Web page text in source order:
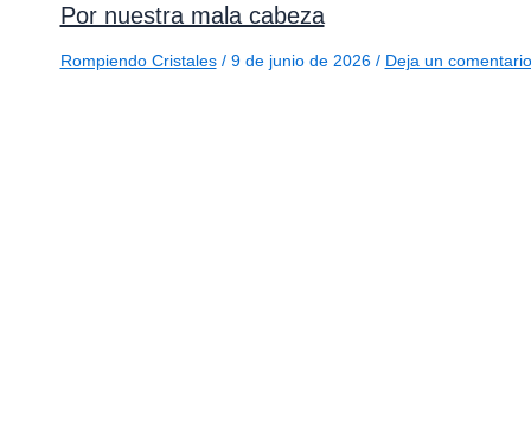
Por nuestra mala cabeza
Rompiendo Cristales/ 9 de junio de 2026 / Deja un comentario